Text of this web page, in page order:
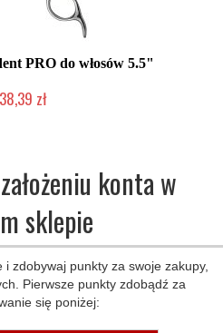
PRO do włosów 5.5"
zł
konta w
sklepie
i zdobywaj punkty za swoje zakupy,
Pierwsze punkty zdobądź za
się poniżej: